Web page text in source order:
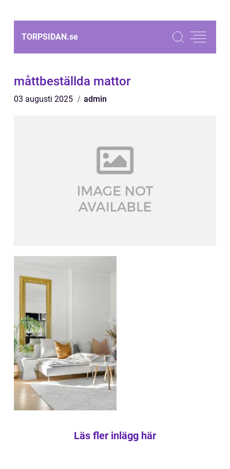
TORPSIDAN.se
måttbeställda mattor
03 augusti 2025 admin
Läs fler inlägg här